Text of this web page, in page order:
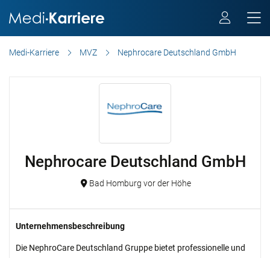
Medi-Karriere MVZ Nephrocare Deutschland GmbH
Nephrocare Deutschland GmbH
Bad Homburg vor der Höhe
Unternehmensbeschreibung
Die NephroCare Deutschland Gruppe bietet profes­sionelle und